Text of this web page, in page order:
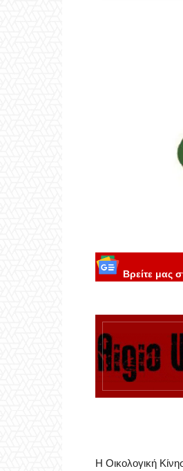
Βρείτε μας
Η Οικολογική